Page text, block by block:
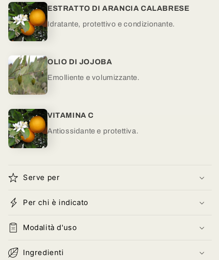
ESTRATTO DI ARANCIA CALABRESE
Idratante, protettivo e condizionante.
OLIO DI JOJOBA
Emolliente e volumizzante.
VITAMINA C
Antiossidante e protettiva.
Serve per
Per chi è indicato
Modalità d'uso
Ingredienti